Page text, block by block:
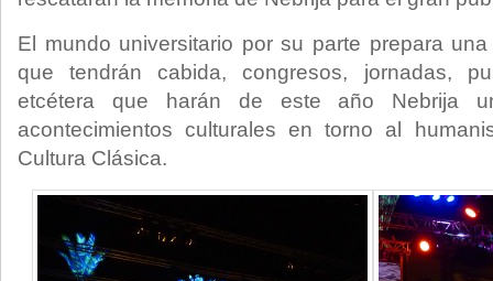
El mundo universitario por su parte prepara
que tendrán cabida, congresos, jornadas,
etcétera que harán de este año Nebrija
acontecimientos culturales en torno al
Cultura Clásica.